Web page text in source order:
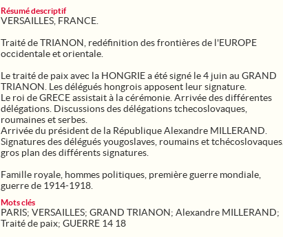
Résumé descriptif
VERSAILLES, FRANCE.
Traité de TRIANON, redéfinition des frontières de l'EUROPE
occidentale et orientale.
Le traité de paix avec la HONGRIE a été signé le 4 juin au GRAND
TRIANON. Les délégués hongrois apposent leur signature.
Le roi de GRECE assistait à la cérémonie. Arrivée des différentes
délégations. Discussions des délégations tchecoslovaques,
roumaines et serbes.
Arrivée du président de la République Alexandre MILLERAND.
Signatures des délégués yougoslaves, roumains et tchécoslovaques.
gros plan des différents signatures.
Famille royale, hommes politiques, première guerre mondiale,
guerre de 1914-1918.
Mots clés
PARIS; VERSAILLES; GRAND TRIANON; Alexandre MILLERAND;
Traité de paix; GUERRE 14 18